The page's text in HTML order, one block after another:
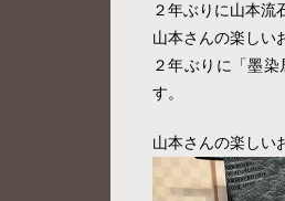
２年ぶりに山本流
山本さんの楽しい
２年ぶりに「墨
す。
山本さんの楽しい